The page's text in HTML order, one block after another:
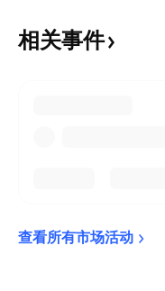
相关事件
查看所有市场活动